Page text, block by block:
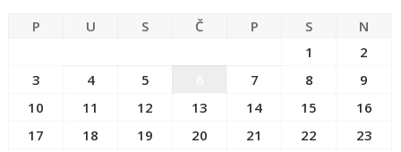
P U S Č P S
N
1
2
3
4 5 7 8
9
10
11 12 13 14 15
16
17
18 19 20 21 22
23